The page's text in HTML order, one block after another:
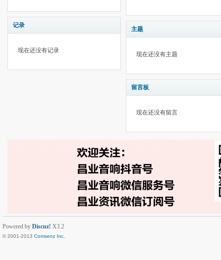
记录
现在还没有记录
主题
现在还没有主题
留言板
现在还没有留言
Powered by Discuz! X3.2
© 2001-2013 Comsenz Inc.